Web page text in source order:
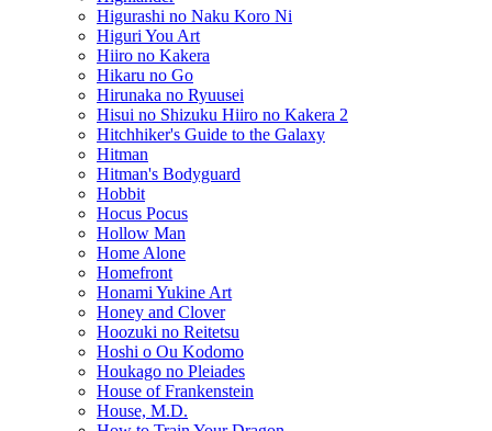
Higurashi no Naku Koro Ni
Higuri You Art
Hiiro no Kakera
Hikaru no Go
Hirunaka no Ryuusei
Hisui no Shizuku Hiiro no Kakera 2
Hitchhiker's Guide to the Galaxy
Hitman
Hitman's Bodyguard
Hobbit
Hocus Pocus
Hollow Man
Home Alone
Homefront
Honami Yukine Art
Honey and Clover
Hoozuki no Reitetsu
Hoshi o Ou Kodomo
Houkago no Pleiades
House of Frankenstein
House, M.D.